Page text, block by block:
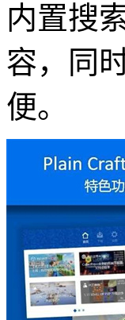
内置搜
容，同
便。